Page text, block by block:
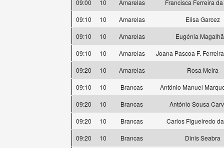
09:00
10 Amarelas
Francisca Ferreira
09:10
10 Amarelas
Elisa Garcez
09:10
10 Amarelas
Eugénia
09:10
10 Amarelas
Joana Pascoa F.
09:20
10 Amarelas
Rosa Meira
09:10
10 Brancas
António Manuel
09:20
10 Brancas
António Sousa
09:20
10 Brancas
Carlos Figueiredo
09:20
10 Brancas
Dinis Seabra